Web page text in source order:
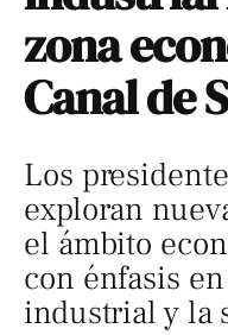
zona
Canal de
Los
exploran
el ámbito
con énfasis
industrial y la